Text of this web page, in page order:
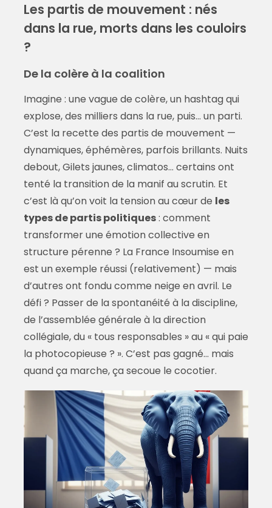
Les partis de mouvement : nés
dans la rue, morts dans les couloirs
?
De la colère à la coalition
Imagine : une vague de colère, un hashtag qui
explose, des milliers dans la rue, puis… un parti.
C’est la recette des partis de mouvement —
dynamiques, éphémères, parfois brillants. Nuits
debout, Gilets jaunes, climatos… certains ont
tenté la transition de la manif au scrutin. Et
c’est là qu’on voit la tension au cœur de les
types de partis politiques: comment
transformer une émotion collective en
structure pérenne ? La France Insoumise en
est un exemple réussi (relativement) — mais
d’autres ont fondu comme neige en avril. Le
défi ? Passer de la spontanéité à la discipline,
de l’assemblée générale à la direction
collégiale, du « tous responsables » au « qui paie
la photocopieuse ? ». C’est pas gagné… mais
quand ça marche, ça secoue le cocotier.